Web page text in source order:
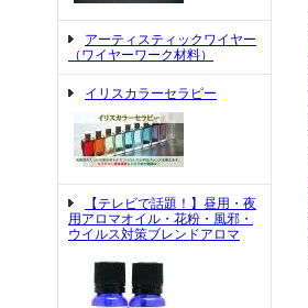
アーティスティックワイヤー
（ワイヤーワーク材料）
イリスカラーセラピー
【テレビで話題！】昼用・夜
用アロマオイル・花粉・風邪・
ウイルス対策ブレンドアロマ